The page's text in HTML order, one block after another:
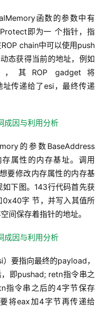
函数的参数中有
即为一 个指针，指
chain中可以使用push
态获得当前的地址，例如
其ROP gadget将
传递给了esi，最终传递
的参数BaseAddress
属性的内存基址。调用
要修改内存属性的内存基
下图。143行代码首先获
0x40字 节，并写入其值所
间保存着指针的地址。
要指向最终的payload，
即pushad; retn指令串之
指令串之后的4字节保存
将eax加4字节再传递给